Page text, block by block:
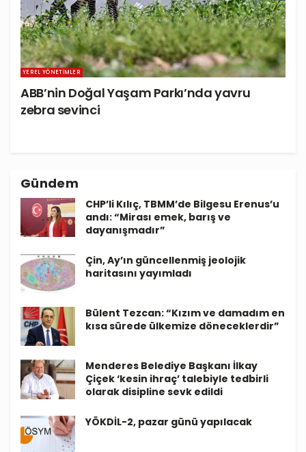
YEREL YÖNETIMLER
ABB’nin Doğal Yaşam Parkı’nda yavru
zebra sevinci
Gündem
CHP’li Kılıç, TBMM’de Bilgesu Erenus’u
andı: “Mirası emek, barış ve
dayanışmadır”
Çin, Ay’ın güncellenmiş jeolojik
haritasını yayımladı
Bülent Tezcan: “Kızım ve damadım en
kısa sürede ülkemize döneceklerdir”
Menderes Belediye Başkanı İlkay
Çiçek ‘kesin ihraç’ talebiyle tedbirli
olarak disipline sevk edildi
YÖKDİL-2, pazar günü yapılacak